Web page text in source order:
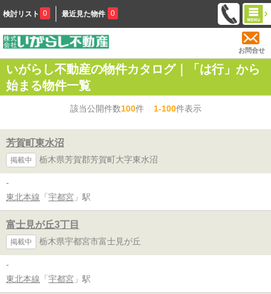
検討リスト 0 最近見た物件 0
お問合せ
いがらし不動産の物件カタログ｜「は行」から
始まる物件一覧
該当公開件数100件1-100件表示
芳賀町東水沼
掲載中 栃木県芳賀郡芳賀町大字東水沼
-
東北本線 「 宇都宮 」駅
富士見が丘3丁目
掲載中 栃木県宇都宮市富士見が丘
-
東北本線 「 宇都宮 」駅